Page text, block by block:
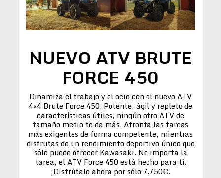
NUEVO ATV BRUTE
FORCE 450
Dinamiza el trabajo y el ocio con el nuevo ATV
4×4 Brute Force 450. Potente, ágil y repleto de
características útiles, ningún otro ATV de
tamaño medio te da más. Afronta las tareas
más exigentes de forma competente, mientras
disfrutas de un rendimiento deportivo único que
sólo puede ofrecer Kawasaki. No importa la
tarea, el ATV Force 450 está hecho para ti.
¡Disfrútalo ahora por sólo 7.750€.